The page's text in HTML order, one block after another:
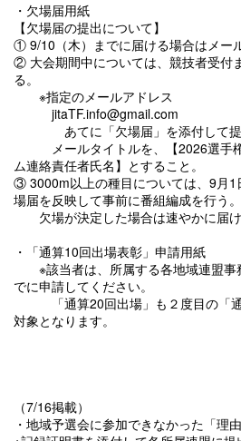
・欠場届用紙
【欠場届の提出について】
① 9/10（木）までに届ける場合はメー
② 大会期間中については、競技者受付
る。
※指定のメールアドレス
jitaTF.info@gmail.com
あてに「欠場届」を添付して提
メールタイトルを、【2026選手権
ム連絡責任者氏名】とすること。
③ 3000m以上の種目については、9月1
場届を反映して事前に番組編成を行う。
欠場が決定した場合は速やかに届け
・「通算10回出場表彰」申請用紙
※該当者は、所属する各地域連盟事
でに申請してください。
「通算20回出場」も２度目の「通
対象となります。
（7/16掲載）
・地域予選会に参加できなかった「理由